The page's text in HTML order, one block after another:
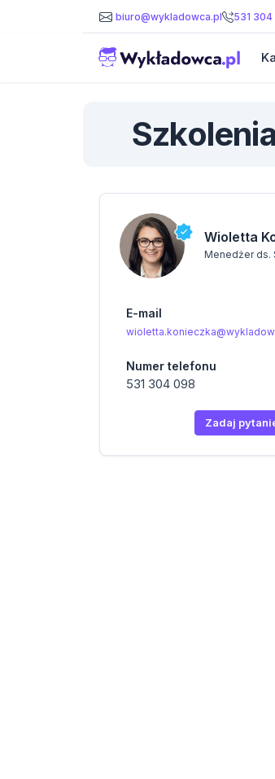
biuro@wykladowca.pl 531
Wioletta
Menedżer ds.
E-mail
Numer telefonu
531 304 098
Zadaj